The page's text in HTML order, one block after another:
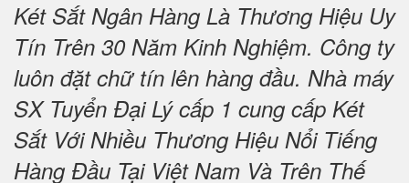
Két Sắt Ngân Hàng Là Thương Hiệu Uy
Tín Trên 30 Năm Kinh Nghiệm. Công ty
luôn đặt chữ tín lên hàng đầu. Nhà máy
SX Tuyển Đại Lý cấp 1 cung cấp Két
Sắt Với Nhiều Thương Hiệu Nổi Tiếng
Hàng Đầu Tại Việt Nam Và Trên Thế